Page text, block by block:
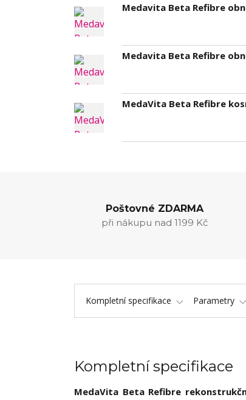
Medavita Beta Refibre
Medavita Beta Refibre
MedaVita Beta Refibre
Poštovné ZDARMA
při nákupu nad 1199 Kč
Kompletní specifikace Parametry
Kompletní specifikace
MedaVita Beta Refibre